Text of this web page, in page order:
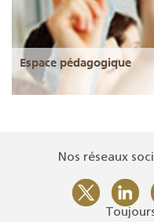
Espace pédagogique
Nos réseaux